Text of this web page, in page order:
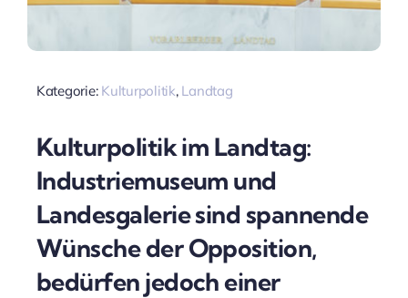
Kategorie: Kulturpolitik, Landtag
Kulturpolitik im Landtag:
Industriemuseum und
Landesgalerie sind spannende
Wünsche der Opposition,
bedürfen jedoch einer